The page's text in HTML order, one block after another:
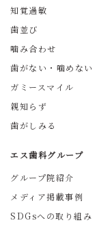
知覚過敏
歯並び
噛み合わせ
歯がない・噛めない
ガミースマイル
親知らず
歯がしみる
エス歯科グループ
グループ院紹介
メディア掲載事例
SDGsへの取り組み